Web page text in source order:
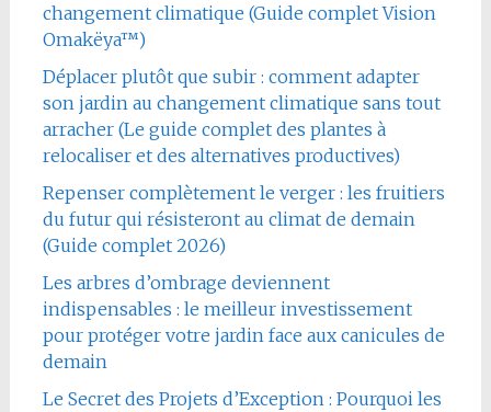
changement climatique (Guide complet Vision
Omakëya™)
Déplacer plutôt que subir : comment adapter
son jardin au changement climatique sans tout
arracher (Le guide complet des plantes à
relocaliser et des alternatives productives)
Repenser complètement le verger : les fruitiers
du futur qui résisteront au climat de demain
(Guide complet 2026)
Les arbres d’ombrage deviennent
indispensables : le meilleur investissement
pour protéger votre jardin face aux canicules de
demain
Le Secret des Projets d’Exception : Pourquoi les